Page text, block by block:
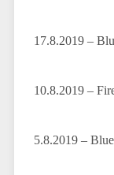
17.8.2019 –
10.8.2019 –
5.8.2019 –